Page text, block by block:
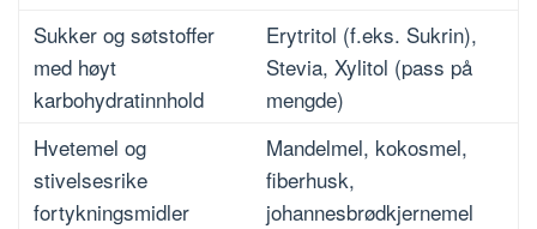
Sukker og søtstoffer
med høyt
karbohydratinnhold
Erytritol (f.eks. Sukrin),
Stevia, Xylitol (pass på
mengde)
Hvetemel og
stivelsesrike
fortykningsmidler
Mandelmel, kokosmel,
fiberhusk,
johannesbrødkjernemel